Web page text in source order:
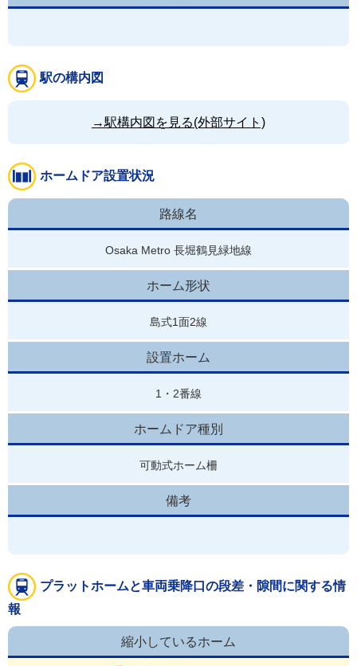
駅の構内図
→駅構内図を見る(外部サイト)
ホームドア設置状況
路線名
Osaka Metro 長堀鶴見緑地線
ホーム形状
島式1面2線
設置ホーム
1・2番線
ホームドア種別
可動式ホーム柵
備考
プラットホームと車両乗降口の段差・隙間に関する情
報
縮小しているホーム